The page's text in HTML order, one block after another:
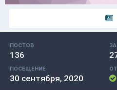
ПОСТОВ
136
ПОСЕЩЕНИЕ
30 сентября, 2020